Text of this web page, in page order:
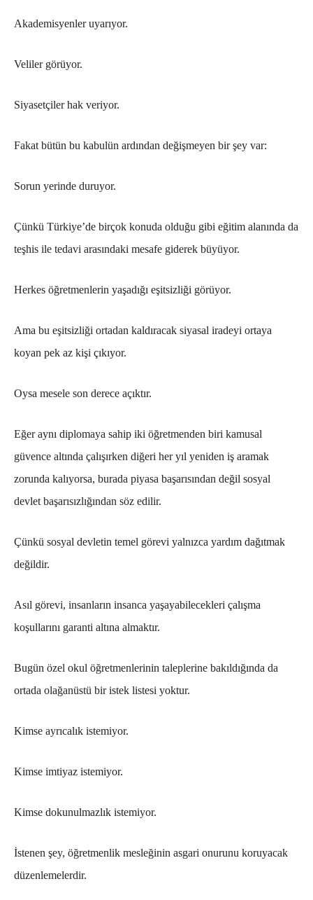
Akademisyenler uyarıyor.
Veliler görüyor.
Siyasetçiler hak veriyor.
Fakat bütün bu kabulün ardından değişmeyen bir şey var:
Sorun yerinde duruyor.
Çünkü Türkiye’de birçok konuda olduğu gibi eğitim alanında da
teşhis ile tedavi arasındaki mesafe giderek büyüyor.
Herkes öğretmenlerin yaşadığı eşitsizliği görüyor.
Ama bu eşitsizliği ortadan kaldıracak siyasal iradeyi ortaya
koyan pek az kişi çıkıyor.
Oysa mesele son derece açıktır.
Eğer aynı diplomaya sahip iki öğretmenden biri kamusal
güvence altında çalışırken diğeri her yıl yeniden iş aramak
zorunda kalıyorsa, burada piyasa başarısından değil sosyal
devlet başarısızlığından söz edilir.
Çünkü sosyal devletin temel görevi yalnızca yardım dağıtmak
değildir.
Asıl görevi, insanların insanca yaşayabilecekleri çalışma
koşullarını garanti altına almaktır.
Bugün özel okul öğretmenlerinin taleplerine bakıldığında da
ortada olağanüstü bir istek listesi yoktur.
Kimse ayrıcalık istemiyor.
Kimse imtiyaz istemiyor.
Kimse dokunulmazlık istemiyor.
İstenen şey, öğretmenlik mesleğinin asgari onurunu koruyacak
düzenlemelerdir.